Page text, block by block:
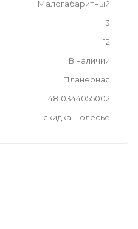
Малогабаритный
3
12
В наличии
Планерная
4810344055002
скидка Полесье